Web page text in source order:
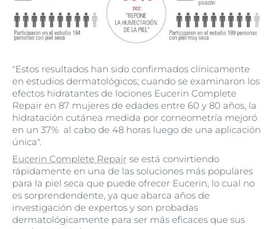
"Estos resultados han sido confirmados clínicamente
en estudios dermatológicos; cuando se examinaron los
efectos hidratantes de lociones Eucerin Complete
Repair en 87 mujeres de edades entre 60 y 80 años, la
hidratación cutánea medida por corneometría mejoró
en un 37% al cabo de 48 horas luego de una aplicación
única".
Eucerin Complete Repair se está convirtiendo
rápidamente en una de las soluciones más populares
para la piel seca que puede ofrecer Eucerin, lo cual no
es sorprendendente, ya que abarca años de
investigación de expertos y son probadas
dermatológicamente para ser más eficaces que sus